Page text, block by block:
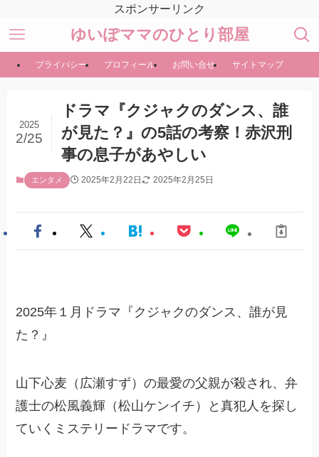
スポンサーリンク
ゆいぽママのひとり部屋
プライバシー プロフィール お問い合せ サイトマップ
ドラマ『クジャクのダンス、誰
が見た？』の5話の考察！赤沢刑
事の息子があやしい
2025
2/25
エンタメ 2025年2月22日 2025年2月25日
2025年１月ドラマ『クジャクのダンス、誰が見
た？』
山下心麦（広瀬すず）の最愛の父親が殺され、弁
護士の松風義輝（松山ケンイチ）と真犯人を探し
ていくミステリードラマです。